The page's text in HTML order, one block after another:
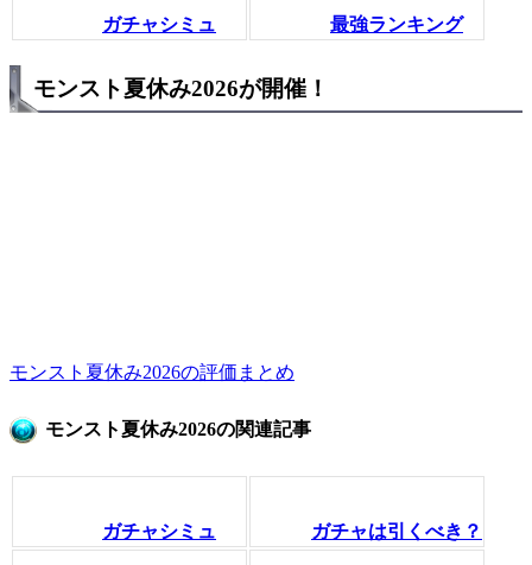
ガチャシミュ 最強ランキング
モンスト夏休み2026が開催！
モンスト夏休み2026の評価まとめ
モンスト夏休み2026の関連記事
ガチャシミュ ガチャは引くべき？